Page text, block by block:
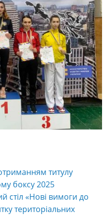
титулу
боксу 2025
стіл «Нові вимоги до
територіальних